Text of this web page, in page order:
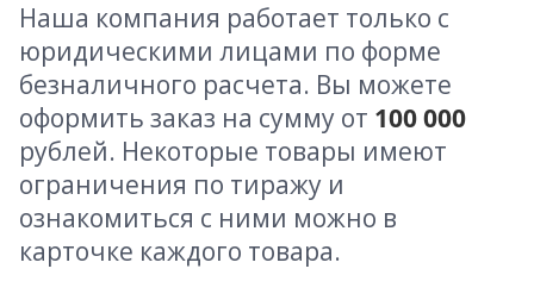
Наша компания работает только с
юридическими лицами по форме
безналичного расчета. Вы можете
оформить заказ на сумму от 100 000
рублей. Некоторые товары имеют
ограничения по тиражу и
ознакомиться с ними можно в
карточке каждого товара.